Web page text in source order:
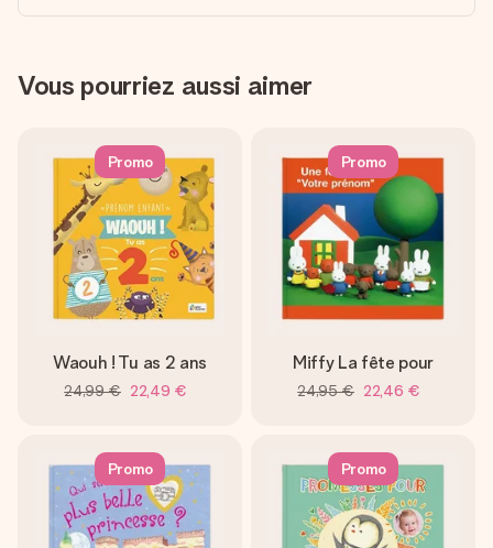
Vous pourriez aussi aimer
Promo
Waouh ! Tu as 2 ans
24,99 € 22,49 €
Promo
Miffy La fête pour
24,95 € 22,46 €
Promo Promo